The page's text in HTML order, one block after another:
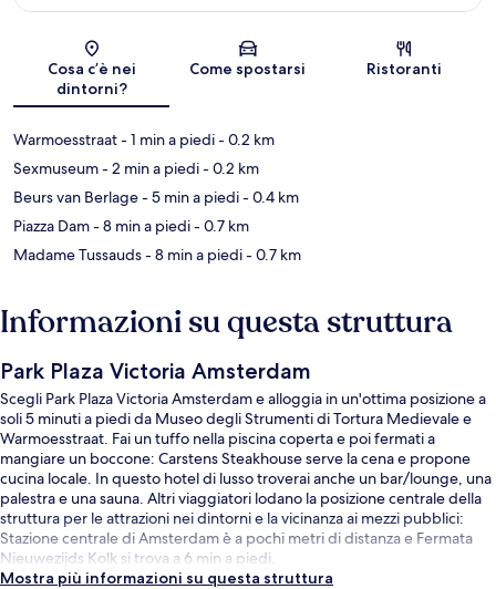
Mappa
Cosa c’è nei
dintorni?
Come spostarsi Ristoranti
Warmoesstraat- 1 min a piedi- 0.2 km
Sexmuseum- 2 min a piedi- 0.2 km
Beurs van Berlage- 5 min a piedi- 0.4 km
Piazza Dam- 8 min a piedi- 0.7 km
Madame Tussauds- 8 min a piedi- 0.7 km
Informazioni su questa struttura
Park Plaza Victoria Amsterdam
Scegli Park Plaza Victoria Amsterdam e alloggia in un'ottima posizione a
soli 5 minuti a piedi da Museo degli Strumenti di Tortura Medievale e
Warmoesstraat. Fai un tuffo nella piscina coperta e poi fermati a
mangiare un boccone: Carstens Steakhouse serve la cena e propone
cucina locale. In questo hotel di lusso troverai anche un bar/lounge, una
palestra e una sauna. Altri viaggiatori lodano la posizione centrale della
struttura per le attrazioni nei dintorni e la vicinanza ai mezzi pubblici:
Stazione centrale di Amsterdam è a pochi metri di distanza e Fermata
Nieuwezijds Kolk si trova a 6 min a piedi.
Mostra più informazioni su questa struttura